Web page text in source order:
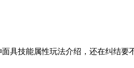
技能属性玩法介绍，还在纠结要